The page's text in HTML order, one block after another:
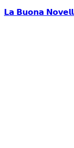
𝗟𝗮 𝗕𝘂𝗼𝗻𝗮 𝗡𝗼𝘃𝗲𝗹𝗹𝗮